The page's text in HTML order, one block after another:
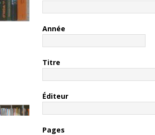
Année
Titre
Éditeur
Pages